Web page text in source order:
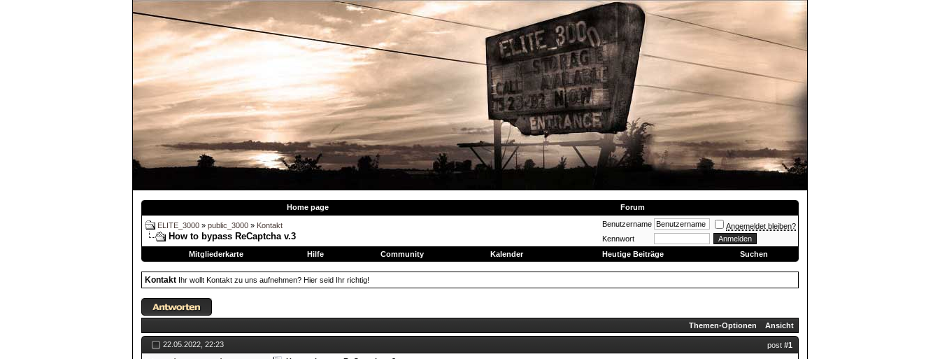
Home page Forum
ELITE_3000 » public_3000 » Kontakt
How to bypass ReCaptcha v.3
Benutzername
Angemeldet bleiben?
Kennwort
Mitgliederkarte
Hilfe Community Kalender Heutige Beiträge Suchen
Kontakt Ihr wollt Kontakt zu uns aufnehmen? Hier seid Ihr richtig!
Themen-Optionen Ansicht
22.05.2022, 22:23 post #1